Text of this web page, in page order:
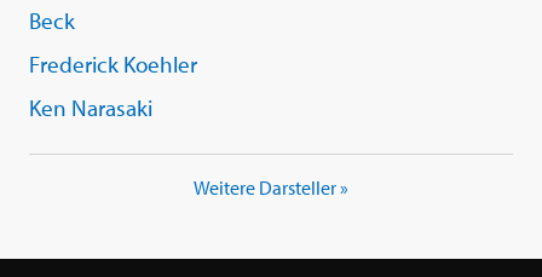
Beck
Frederick Koehler
Ken Narasaki
Weitere Darsteller »